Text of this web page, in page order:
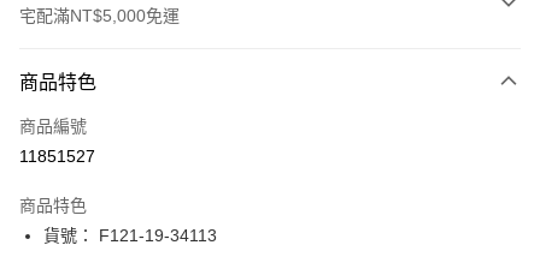
宅配滿NT$5,000免運
信用卡一次付款
LINE Pay
街口支付
商品特色
商品編號
11851527
商品特色
貨號： F121-19-34113